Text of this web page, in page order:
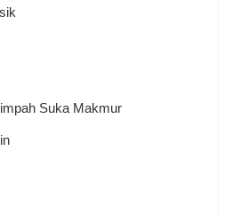
Suka Makmur